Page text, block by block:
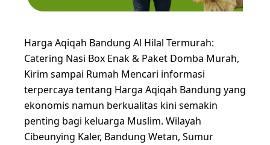
Harga Aqiqah Bandung Al Hilal Termurah:
Catering Nasi Box Enak & Paket Domba Murah,
Kirim sampai Rumah Mencari informasi
terpercaya tentang Harga Aqiqah Bandung yang
ekonomis namun berkualitas kini semakin
penting bagi keluarga Muslim. Wilayah
Cibeunying Kaler, Bandung Wetan, Sumur